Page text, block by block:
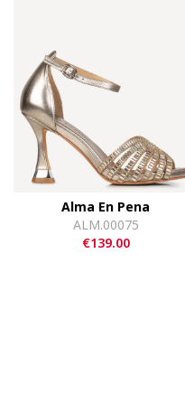
Alma En Pena
ALM.00075
€139.00